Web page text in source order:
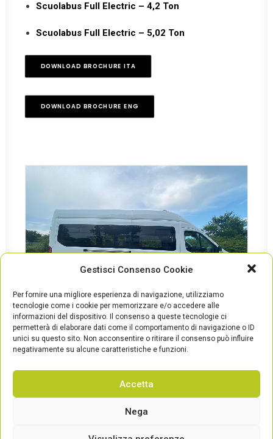
Gestisci Consenso Cookie
Per fornire una migliore esperienza di navigazione, utilizziamo
tecnologie come i cookie per memorizzare e/o accedere alle
informazioni del dispositivo. Il consenso a queste tecnologie ci
permetterà di elaborare dati come il comportamento di navigazione o ID
unici su questo sito. Non acconsentire o ritirare il consenso può influire
negativamente su alcune caratteristiche e funzioni.
Accetta
Nega
Scuolabus Full Electric – 4,2 Ton
Scuolabus Full Electric – 5,02 Ton
DOWNLOAD BROCHURE ITA
DOWNLOAD BROCHURE ENG
© Green vehicles srl | p.iva 02679540423 | Viale del Lavoro 4i, 60035 Jesi
(An) Italy – Capitale Sociale Versato 100000 Euro